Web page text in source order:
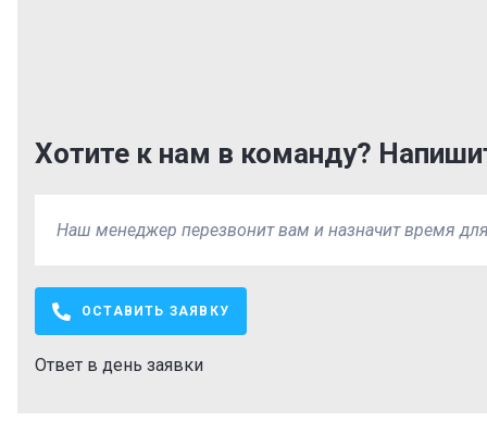
Хотите к нам в команду?
Наш менеджер перезвонит вам и назначит время
ОСТАВИТЬ ЗАЯВКУ
Ответ в день заявки